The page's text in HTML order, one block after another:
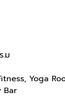
.ม
Yoga
Bar